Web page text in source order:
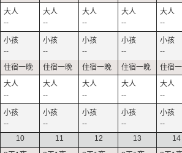
--
--
--
--
--
--
--
--
--
--
--
--
--
--
--
--
--
--
--
--
10
11 12 13 14